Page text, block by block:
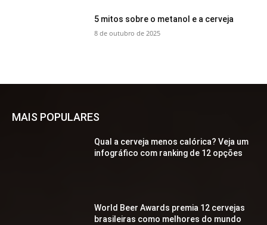
5 mitos sobre o metanol e a cerveja
8 de outubro de 2025
MAIS POPULARES
Qual a cerveja menos calórica? Veja um
infográfico com ranking de 12 opções
World Beer Awards premia 12 cervejas
brasileiras como melhores do mundo